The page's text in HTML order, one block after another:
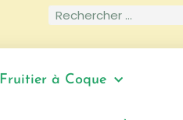
Fruitier à Coque